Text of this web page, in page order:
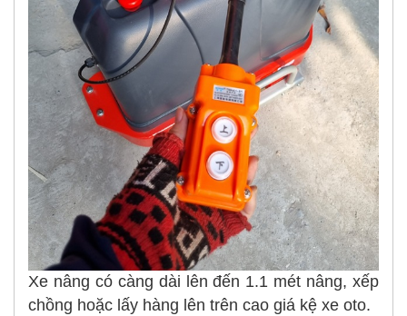
Xe nâng có càng dài lên đến 1.1 mét nâng, xếp
chồng hoặc lấy hàng lên trên cao giá kệ xe oto.